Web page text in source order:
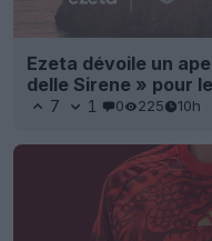
Ezeta dévoile un
delle Sirene » pour
7 1 0 225 10h